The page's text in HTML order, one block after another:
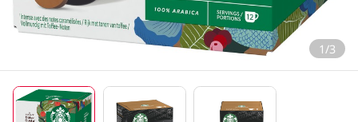
1/3